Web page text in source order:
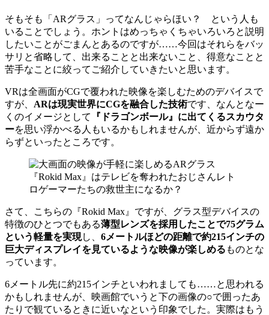
そもそも「ARグラス」ってなんじゃらほい？ という人も
いることでしょう。ホントはめっちゃくちゃいろいろと説明
したいことがごまんとあるのですが……今回はそれらをバッ
サリと省略して、出来ることと出来ないこと、得意なことと
苦手なことに絞ってご紹介していきたいと思います。
VRは全画面がCGで覆われた映像を楽しむためのデバイスで
すが、 ARは現実世界にCGを融合した技術です、なんとなー
くのイメージとして
『ドラゴンボール』に出てくるスカウタ
ーを思い浮かべる人もいるかもしれませんが、近からず遠か
らずといったところです。
さて、こちらの『Rokid Max』ですが、グラス型デバイスの
特徴のひとつでもある薄型レンズを採用したことで75グラム
という軽量を実現し、 6メートルほどの距離で約215インチの
巨大ディスプレイを見ているような映像が楽しめる ものとな
っています。
6メートル先に約215インチといわれましても……と思われる
かもしれませんが、映画館でいうと下の画像の○で囲ったあ
たりで観ているときに近いなという印象でした。実際はもう